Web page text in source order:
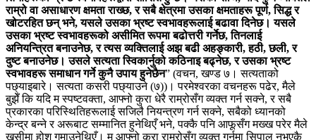
राम्रो वा असाधारण क्षमता राख्छ, र सबै क्षेत्रमा उसका क्षमताहरू पूर्ण, सिद्ध र
खोटरहित छन् भने, यसले उसका भ्रष्ट स्वभावहरूलाई बढावा दिनेछ। यसले
उसका भ्रष्ट स्वभावहरूको असीमित रूपमा बढोत्तरी गर्नेछ, तिनलाई
अनियन्त्रित बनाउनेछ, र त्यस व्यक्तिलाई अझ बढी अहङ्कारी, हठी, छली, र
दुष्ट बनाउनेछ। उसले सत्यता स्विकार्नुको कठिनाइ बढ्नेछ, र उसका भ्रष्ट
स्वभावहरू समाधान गर्ने कुनै उपाय हुनेछैन” (वचन, खण्ड ७। सत्यताको
पछ्याइबारे। सत्यता कसरी पछ्याउने (७)) । परमेश्‍वरका वचनहरू पढेर, मैले
बुझेँ कि यदि म स्पष्टवक्ता, आफ्नो कुरा धेरै राम्रोसँग व्यक्त गर्न सक्ने, र सबै
प्रकारका परिस्थितिहरूलाई सजिलै नियन्त्रण गर्न सक्ने, सबैको ध्यानको
केन्द्र बन्ने र अरूबाट सम्मानित हुनेथिएँ भने, पक्कै पनि आफूसँग मख्ख परेर मैले
खुसीमा होश गुमाउनेथिएँ। म आफ्नो कुरा राम्रोसँग व्यक्त गर्नमा सिपालु नभएकै